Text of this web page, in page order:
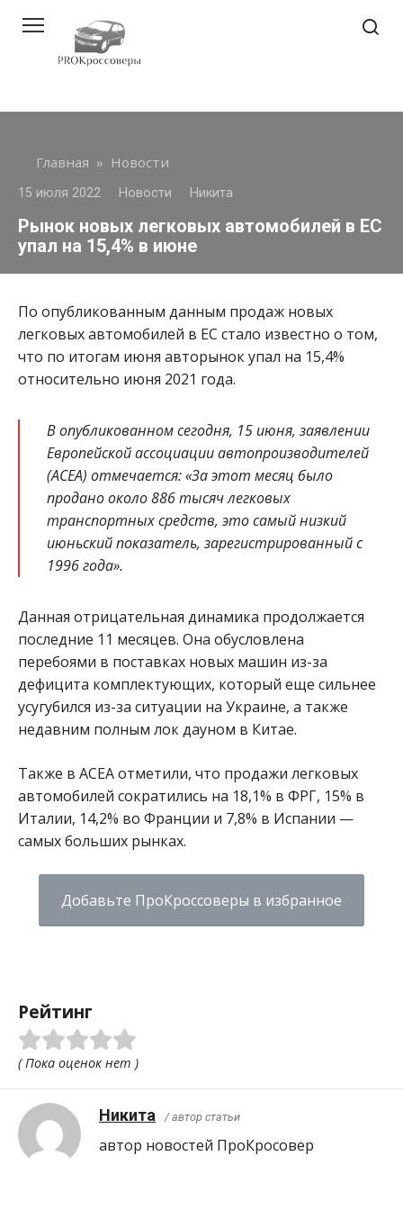
контенту
Главная » Новости
15 июля 2022 Новости Никита
Рынок новых легковых автомобилей в ЕС
упал на 15,4% в июне
По опубликованным данным продаж новых
легковых автомобилей в ЕС стало известно о том,
что по итогам июня авторынок упал на 15,4%
относительно июня 2021 года.
В опубликованном сегодня, 15 июня, заявлении
Европейской ассоциации автопроизводителей
(ACEA) отмечается: «За этот месяц было
продано около 886 тысяч легковых
транспортных средств, это самый низкий
июньский показатель, зарегистрированный с
1996 года».
Данная отрицательная динамика продолжается
последние 11 месяцев. Она обусловлена
перебоями в поставках новых машин из-за
дефицита комплектующих, который еще сильнее
усугубился из-за ситуации на Украине, а также
недавним полным лок дауном в Китае.
Также в ACEA отметили, что продажи легковых
автомобилей сократились на 18,1% в ФРГ, 15% в
Италии, 14,2% во Франции и 7,8% в Испании —
самых больших рынках.
Добавьте ПроКроссоверы в избранное
Рейтинг
( Пока оценок нет )
Никита / автор статьи
автор новостей ПроКросовер